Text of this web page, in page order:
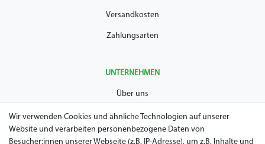
Versandkosten
Zahlungsarten
UNTERNEHMEN
Über uns
AGB
Datenschutz
Wir verwenden Cookies und ähnliche Technologien auf unserer
Website und verarbeiten personenbezogene Daten von
Besucher:innen unserer Webseite (z.B. IP-Adresse), um z.B. Inhalte und